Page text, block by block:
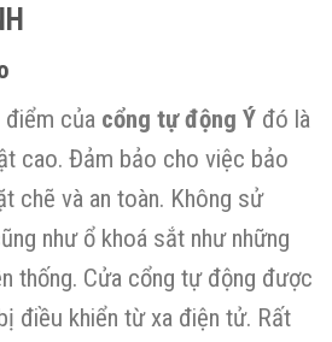
điểm của cổng tự động Ý đó là
cao. Đảm bảo cho việc bảo
chẽ và an toàn. Không sử
như ổ khoá sắt như những
thống. Cửa cổng tự động được
điều khiển từ xa điện tử. Rất